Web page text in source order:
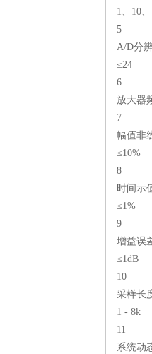
1、10
5
A/D分
≤24
6
放大器
7
幅值非
≤10%
8
时间示
≤1%
9
增益误
≤1dB
10
采样长
1 - 8k
11
系统动